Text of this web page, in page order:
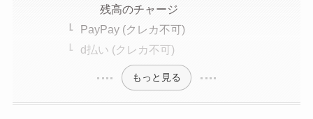
残高のチャージ
PayPay (クレカ不可)
d払い (クレカ不可)
もっと見る